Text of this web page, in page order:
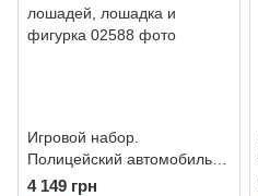
Игровой набор.
Полицейский автомобиль
"Land Rover Defender" с
4 149 грн